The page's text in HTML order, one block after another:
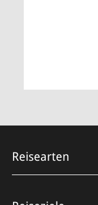
Reisearten